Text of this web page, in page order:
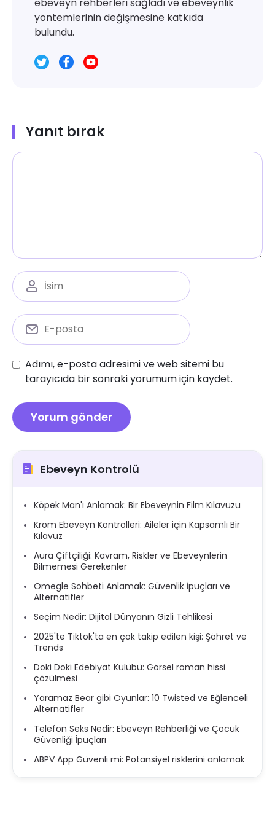
yöntemlerinin değişmesine katkıda
bulundu.
Yanıt bırak
Adımı, e-posta adresimi ve web sitemi bu
tarayıcıda bir sonraki yorumum için kaydet.
Ebeveyn Kontrolü
Köpek Man'ı Anlamak: Bir Ebeveynin Film Kılavuzu
Krom Ebeveyn Kontrolleri: Aileler için Kapsamlı Bir
Kılavuz
Aura Çiftçiliği: Kavram, Riskler ve Ebeveynlerin
Bilmemesi Gerekenler
Omegle Sohbeti Anlamak: Güvenlik İpuçları ve
Alternatifler
Seçim Nedir: Dijital Dünyanın Gizli Tehlikesi
2025'te Tiktok'ta en çok takip edilen kişi: Şöhret ve
Trends
Doki Doki Edebiyat Kulübü: Görsel roman hissi
çözülmesi
Yaramaz Bear gibi Oyunlar: 10 Twisted ve Eğlenceli
Alternatifler
Telefon Seks Nedir: Ebeveyn Rehberliği ve Çocuk
Güvenliği İpuçları
ABPV App Güvenli mi: Potansiyel risklerini anlamak